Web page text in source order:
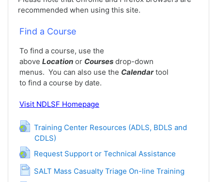
recommended when using this site.
Find a Course
To find a course, use the
above Location or Courses drop-down
menus. You can also use the Calendar tool
to find a course by date.
Visit NDLSF Homepage
Training Center Resources (ADLS, BDLS and
CDLS)
Гиперссылка
Request Support or Technical AssistanceГиперссылка
SALT Mass Casualty Triage On-line TrainingСтраница